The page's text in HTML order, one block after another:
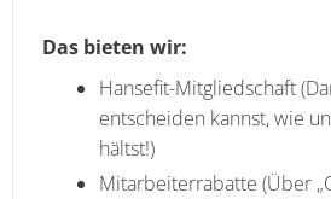
Das bieten wir:
Hansefit-Mitgliedschaft
entscheiden kannst, wie
hältst!)
Mitarbeiterrabatte (Über